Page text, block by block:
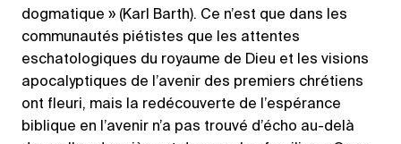
dogmatique » (Karl Barth). Ce n’est que dans les
communautés piétistes que les attentes
eschatologiques du royaume de Dieu et les visions
apocalyptiques de l’avenir des premiers chrétiens
ont fleuri, mais la redécouverte de l’espérance
biblique en l’avenir n’a pas trouvé d’écho au-delà